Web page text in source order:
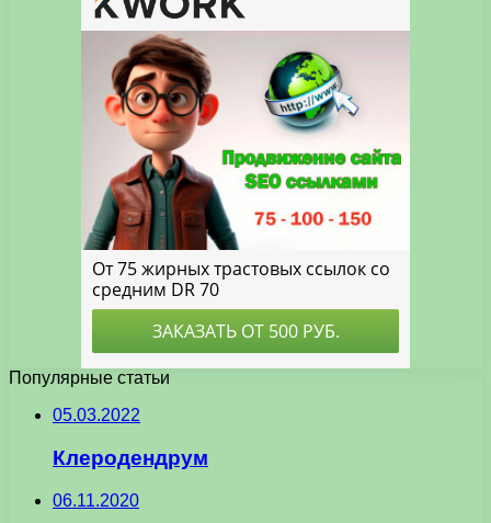
Популярные статьи
05.03.2022
Клеродендрум
06.11.2020